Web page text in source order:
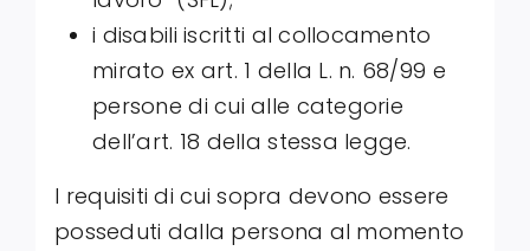
i disabili iscritti al collocamento
mirato ex art. 1 della L. n. 68/99 e
persone di cui alle categorie
dell’art. 18 della stessa legge.
I requisiti di cui sopra devono essere
posseduti dalla persona al momento